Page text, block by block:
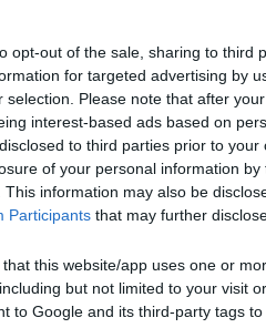
opt-out of the sale, sharing to third
for targeted advertising by
selection. Please note that after
interest-based ads based on
to third parties prior to
of your personal information
This information may also be
Participants that may further
that this website/app uses one or
but not limited to your visit
to Google and its third-party tags
Posizione
cantina del vino, 17 posti
- 108.1km
Posizione